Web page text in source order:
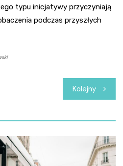
typu inicjatywy przyczyniają
podczas przyszłych
Kolejny